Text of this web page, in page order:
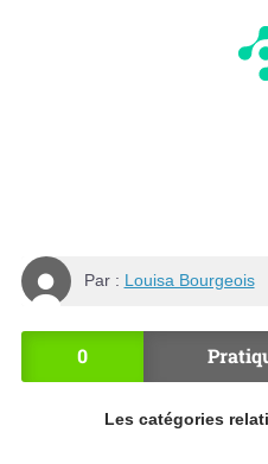
Par : Louisa Bourgeois
0
Les catégories